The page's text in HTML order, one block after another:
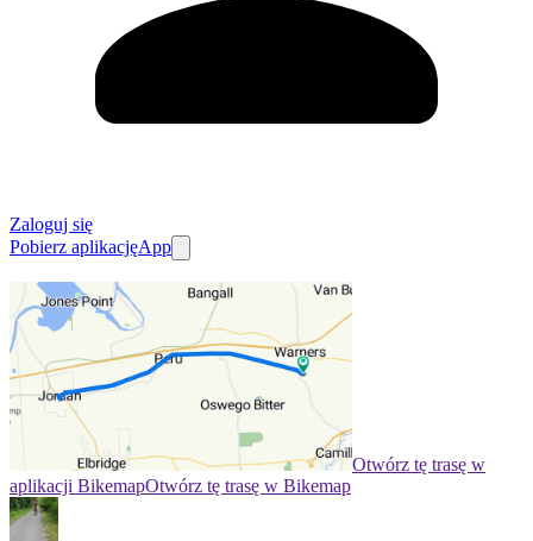
Zaloguj się
Pobierz aplikacjęApp
Otwórz tę trasę w
aplikacji BikemapOtwórz tę trasę w Bikemap